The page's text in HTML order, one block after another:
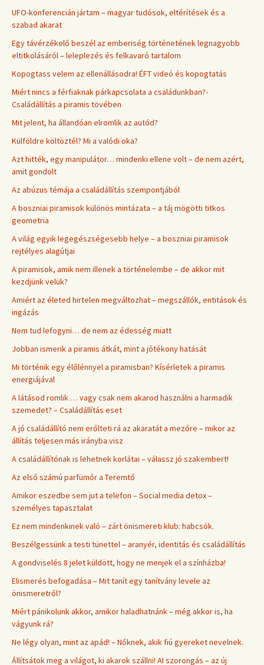
UFO-konferencián jártam – magyar tudósok, eltérítések és a
szabad akarat
Egy távérzékelő beszél az emberiség történetének legnagyobb
eltitkolásáról – leleplezés és felkavaró tartalom
Kopogtass velem az ellenállásodra! ÉFT videó és kopogtatás
Miért nincs a férfiaknak párkapcsolata a családunkban?-
Családállítás a piramis tövében
Mit jelent, ha állandóan elromlik az autód?
Külföldre költöztél? Mi a valódi oka?
Azt hitték, egy manipulátor… mindenki ellene volt – de nem azért,
amit gondolt
Az abúzus témája a családállítás szempontjából
A boszniai piramisok különös mintázata – a táj mögötti titkos
geometria
A világ egyik legegészségesebb helye – a boszniai piramisok
rejtélyes alagútjai
A piramisok, amik nem illenek a történelembe – de akkor mit
kezdjünk velük?
Amiért az életed hirtelen megváltozhat – megszállók, entitások és
ingázás
Nem tud lefogyni… de nem az édesség miatt
Jobban ismerik a piramis átkát, mint a jótékony hatását
Mi történik egy élőlénnyel a piramisban? Kísérletek a piramis
energiájával
A látásod romlik … vagy csak nem akarod használni a harmadik
szemedet? – Családállítás eset
A jó családállító nem erőlteti rá az akaratát a mezőre – mikor az
állítás teljesen más irányba visz
A családállítónak is lehetnek korlátai – válassz jó szakembert!
Az első számú parfümőr a Teremtő
Amikor eszedbe sem jut a telefon – Social media detox –
személyes tapasztalat
Ez nem mindenkinek való – zárt önismereti klub: habcsók.
Beszélgessünk a testi tünettel – aranyér, identitás és családállítás
A gondviselés 8 jelet küldött, hogy ne menjek el a színházba!
Elismerés befogadása – Mit tanít egy tanítvány levele az
önismeretről?
Miért pánikolunk akkor, amikor haladhatnánk – még akkor is, ha
vágyunk rá?
Ne légy olyan, mint az apád! – Nőknek, akik fiú gyereket nevelnek.
Állítsátok meg a világot, ki akarok szállni! AI szorongás – az új